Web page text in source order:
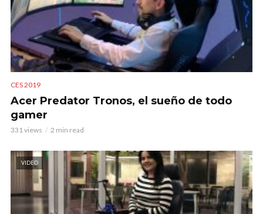
CES 2019
Acer Predator Tronos, el sueño de todo
gamer
331 views 2 min read
VIDEO